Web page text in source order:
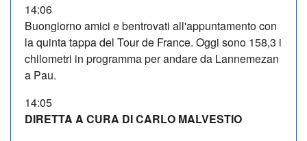
14:06
Buongiorno amici e bentrovati all'appuntamento con
la quinta tappa del Tour de France. Oggi sono 158,3 i
chilometri in programma per andare da Lannemezan
a Pau.
14:05
DIRETTA A CURA DI CARLO MALVESTIO